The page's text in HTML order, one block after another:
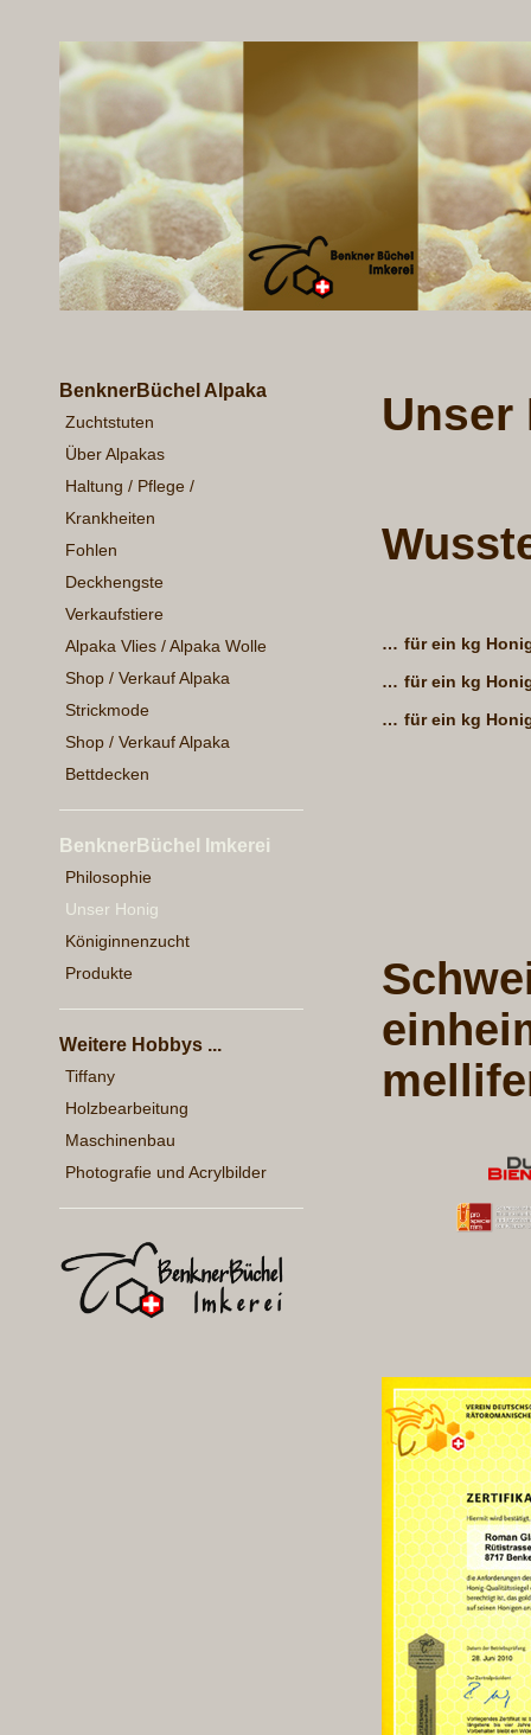
BenknerBüchel Alpaka
Zuchtstuten
Über Alpakas
Haltung / Pflege /
Krankheiten
Fohlen
Deckhengste
Verkaufstiere
Alpaka Vlies / Alpaka Wolle
Shop / Verkauf Alpaka
Strickmode
Shop / Verkauf Alpaka
Bettdecken
BenknerBüchel Imkerei
Philosophie
Unser Honig
Königinnenzucht
Produkte
Weitere Hobbys ...
Tiffany
Holzbearbeitung
Maschinenbau
Photografie und Acrylbilder
Unser
… für ein kg
… für ein kg
… für ein kg